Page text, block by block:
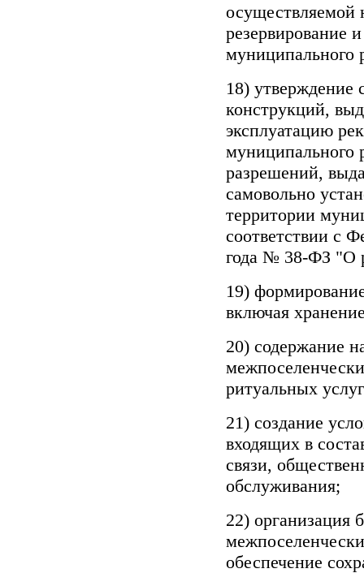
осуществляемой
резервирование
муниципального
18)
конструкций,
эксплуатацию
муниципального
разрешений,
самовольно
территории
соответствии с
года № 38-ФЗ "О
19)
включая
20) содержание
ритуальных
21) создание
входящих в
связи,
обслуживания;
22) организация
обеспечение